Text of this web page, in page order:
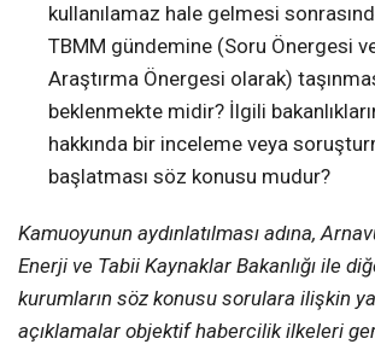
kullanılamaz hale gelmesi
TBMM gündemine (Soru Önergesi
Araştırma Önergesi olarak)
beklenmekte midir? İlgili
hakkında bir inceleme veya
başlatması söz konusu mudur?
Kamuoyunun aydınlatılması adına,
Enerji ve Tabii Kaynaklar Bakanlığı ile
kurumların söz konusu sorulara ilişkin
açıklamalar objektif habercilik ilkeleri